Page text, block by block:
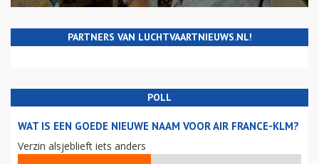
PARTNERS VAN LUCHTVAARTNIEUWS.NL!
POLL
WAT IS EEN GOEDE NIEUWE NAAM VOOR AIR FRANCE-KLM?
Verzin alsjeblieft iets anders